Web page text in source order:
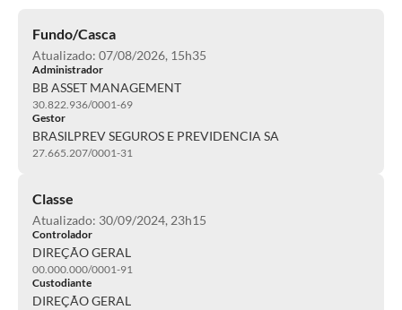
Fundo/Casca
Atualizado: 07/08/2026, 15h35
Administrador
BB ASSET MANAGEMENT
30.822.936/0001-69
Gestor
BRASILPREV SEGUROS E PREVIDENCIA SA
27.665.207/0001-31
Classe
Atualizado: 30/09/2024, 23h15
Controlador
DIREÇÃO GERAL
00.000.000/0001-91
Custodiante
DIREÇÃO GERAL